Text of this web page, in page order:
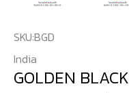
SKU:BGD
India
GOLDEN BLACK